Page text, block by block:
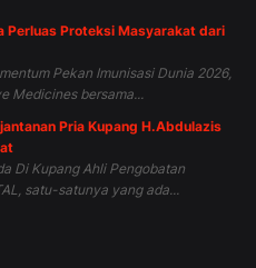
Perluas Proteksi Masyarakat dari
Pekan Imunisasi Dunia 2026,
Medicines bersama...
Pria Kupang H.Abdulazis
Di Kupang Ahli Pengobatan
satu-satunya yang ada...